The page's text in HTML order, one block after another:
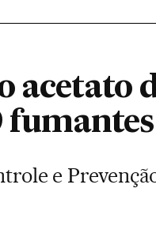
acetato
e